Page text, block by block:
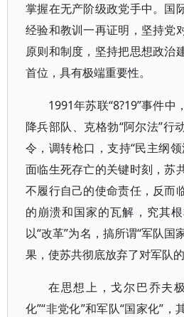
掌握在无产阶级政党手中。国
经验和教训一再证明，坚持党
原则和制度，坚持把思想政治
首位，具有极端重要性。
1991年苏联“8?19”事件中
降兵部队、克格勃“阿尔法”行
令，调转枪口，支持“民主纲
面临生死存亡的关键时刻，苏
不履行自己的使命责任，反而
的崩溃和国家的瓦解，究其
以“改革”为名，搞所谓“军队国
果，使苏共彻底放弃了对军队的
在思想上，戈尔巴乔夫
化”“非党化”和军队“国家化”